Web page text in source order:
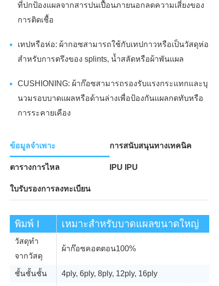
ที่ปกป้องแผลจากสารปนเปื้อนภายนอกลดความเสี่ยงของ
การติดเชื้อ
เทปหรือห่อ: ผ้ากอซสามารถใช้กับเทปกาวหรือเป็นวัสดุห่อ
สำหรับการตรึงของ splints, น้ำสลัดหรือผ้าพันแผล
CUSHIONING: ผ้าก๊อซสามารถรองรับแรงกระแทกและบุ
นวมรอบบาดแผลหรือด้านล่างเพื่อป้องกันแผลกดทับหรือ
การระคายเคือง
ข้อมูลจำเพาะ การสนับสนุนทางเทคนิค
ตารางการไหล IPU IPU
ใบรับรองการลงทะเบียน
พิมพ์ I เหมาะสำหรับบาดแผลขนาดใหญ่
วัสดุทำ
จากวัสดุ
ผ้าก๊อซคอตตอน100%
ชั้นชั้นชั้น 4ply, 6ply, 8ply, 12ply, 16ply